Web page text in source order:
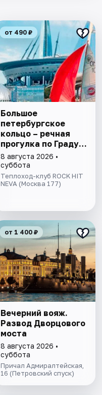
от 490 ₽
Большое
петербургское
кольцо – речная
прогулка пo Граду
на Неве с
авторской
экскурсией и живой
музыкой в тёплом
8 августа 2026 •
суббота
Теплоход-клуб ROCK HIT
NEVA (Москва 177)
от 1 400 ₽
Вечерний вояж.
Развод Дворцового
моста
8 августа 2026 •
суббота
Причал Адмиралтейская,
16 (Петровский спуск)